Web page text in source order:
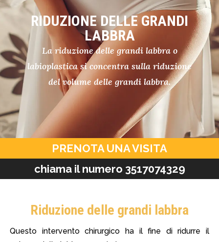
RIDUZIONE DELLE GRANDI
LABBRA
La riduzione delle grandi labbra o
labioplastica si concentra sulla riduzione
del volume delle grandi labbra.
PRENOTA UNA VISITA
chiama il numero 3517074329
Riduzione delle grandi labbra
Questo intervento chirurgico ha il fine di ridurre il